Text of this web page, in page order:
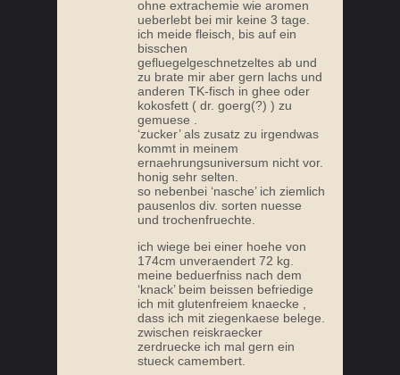
ohne extrachemie wie aromen
ueberlebt bei mir keine 3 tage.
ich meide fleisch, bis auf ein
bisschen
gefluegelgeschnetzeltes ab und
zu brate mir aber gern lachs und
anderen TK-fisch in ghee oder
kokosfett ( dr. goerg(?) ) zu
gemuese .
‘zucker’ als zusatz zu irgendwas
kommt in meinem
ernaehrungsuniversum nicht vor.
honig sehr selten.
so nebenbei ‘nasche’ ich ziemlich
pausenlos div. sorten nuesse
und trochenfruechte.
ich wiege bei einer hoehe von
174cm unveraendert 72 kg.
meine beduerfniss nach dem
‘knack’ beim beissen befriedige
ich mit glutenfreiem knaecke ,
dass ich mit ziegenkaese belege.
zwischen reiskraecker
zerdruecke ich mal gern ein
stueck camembert.